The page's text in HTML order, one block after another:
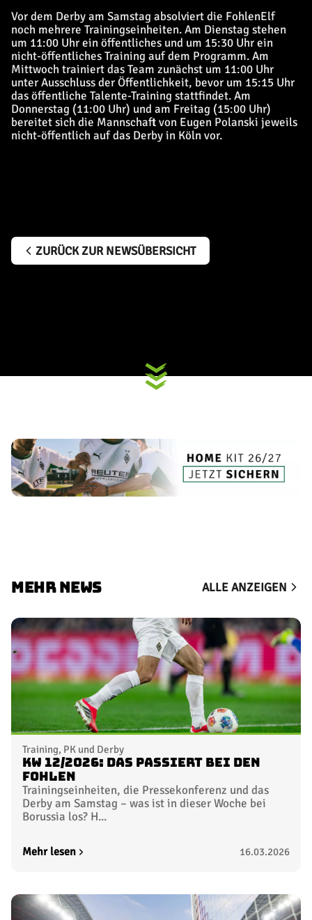
Vor dem Derby am Samstag absolviert die FohlenElf
noch mehrere Trainingseinheiten. Am Dienstag stehen
um 11:00 Uhr ein öffentliches und um 15:30 Uhr ein
nicht-öffentliches Training auf dem Programm. Am
Mittwoch trainiert das Team zunächst um 11:00 Uhr
unter Ausschluss der Öffentlichkeit, bevor um 15:15 Uhr
das öffentliche Talente-Training stattfindet. Am
Donnerstag (11:00 Uhr) und am Freitag (15:00 Uhr)
bereitet sich die Mannschaft von Eugen Polanski jeweils
nicht-öffentlich auf das Derby in Köln vor.
ZURÜCK ZUR NEWSÜBERSICHT
MEHR NEWS ALLE ANZEIGEN
Training, PK und Derby
KW 12/2026: Das passiert bei den
Fohlen
Trainingseinheiten, die Pressekonferenz und das
Derby am Samstag – was ist in dieser Woche bei
Borussia los? H...
Mehr lesen 16.03.2026